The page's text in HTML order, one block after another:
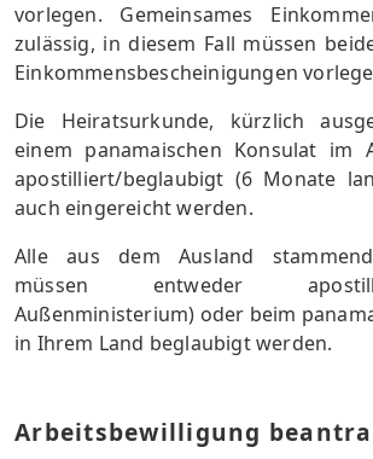
vorlegen. Gemeinsames
zulässig, in diesem Fall müssen
Einkommensbescheinigungen
Die Heiratsurkunde, kürzlich
einem panamaischen Konsulat im
apostilliert/beglaubigt (6 Monate
auch eingereicht werden.
Alle aus dem Ausland
müssen entweder
Außenministerium) oder beim
in Ihrem Land beglaubigt werden.
Arbeitsbewilligung